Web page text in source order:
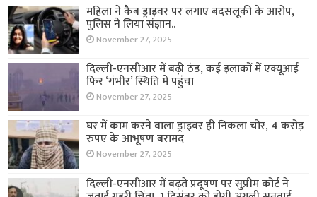
महिला ने कैब ड्राइवर पर लगाए बदसलूकी के आरोप,
पुलिस ने लिया संज्ञान..
November 27, 2025
दिल्ली-एनसीआर में बढ़ी ठंड, कई इलाकों में एक्यूआई
फिर ‘गंभीर’ स्थिति में पहुंचा
November 27, 2025
घर में काम करने वाला ड्राइवर ही निकला चोर, 4 करोड़
रुपए के आभूषण बरामद
November 27, 2025
दिल्ली-एनसीआर में बढ़ते प्रदूषण पर सुप्रीम कोर्ट ने